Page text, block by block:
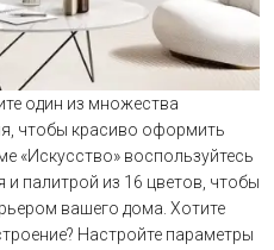
один из множества
чтобы красиво оформить
«Искусство» воспользуйтесь
палитрой из 16 цветов, чтобы
вашего дома. Хотите
Настройте параметры